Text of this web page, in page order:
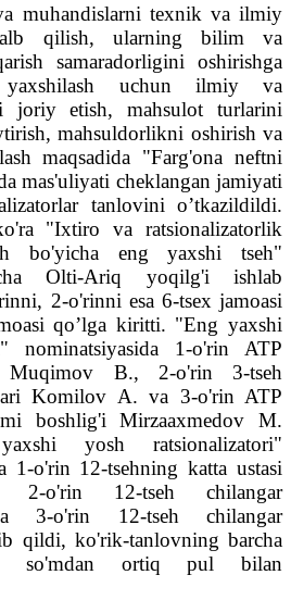
muhandislarni texnik va ilmiy
qilish, ularning bilim va
samaradorligini oshirishga
yaxshilash uchun ilmiy va
joriy etish, mahsulot turlarini
mahsuldorlikni oshirish va
maqsadida "Farg'ona neftni
mas'uliyati cheklangan jamiyati
tanlovini o’tkazildildi.
"Ixtiro va ratsionalizatorlik
bo'yicha eng yaxshi tseh"
Olti-Ariq yoqilg'i ishlab
2-o'rinni esa 6-tsex jamoasi
qo’lga kiritti. "Eng yaxshi
nominatsiyasida 1-o'rin ATP
Muqimov B., 2-o'rin 3-tseh
Komilov A. va 3-o'rin ATP
boshlig'i Mirzaaxmedov M.
yosh ratsionalizatori"
1-o'rin 12-tsehning katta ustasi
2-o'rin 12-tseh chilangar
3-o'rin 12-tseh chilangar
qildi, ko'rik-tanlovning barcha
so'mdan ortiq pul bilan